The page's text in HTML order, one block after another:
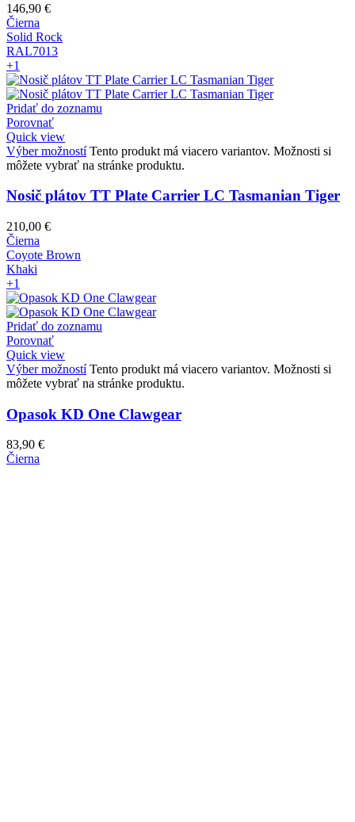
146,90 €
Čierna
Solid Rock
RAL7013
+1
Pridať do zoznamu
Porovnať
Quick view
Výber možností Tento produkt má viacero variantov. Možnosti si
môžete vybrať na stránke produktu.
Nosič plátov TT Plate Carrier LC Tasmanian Tiger
210,00 €
Čierna
Coyote Brown
Khaki
+1
Pridať do zoznamu
Porovnať
Quick view
Výber možností Tento produkt má viacero variantov. Možnosti si
môžete vybrať na stránke produktu.
Opasok KD One Clawgear
83,90 €
Čierna